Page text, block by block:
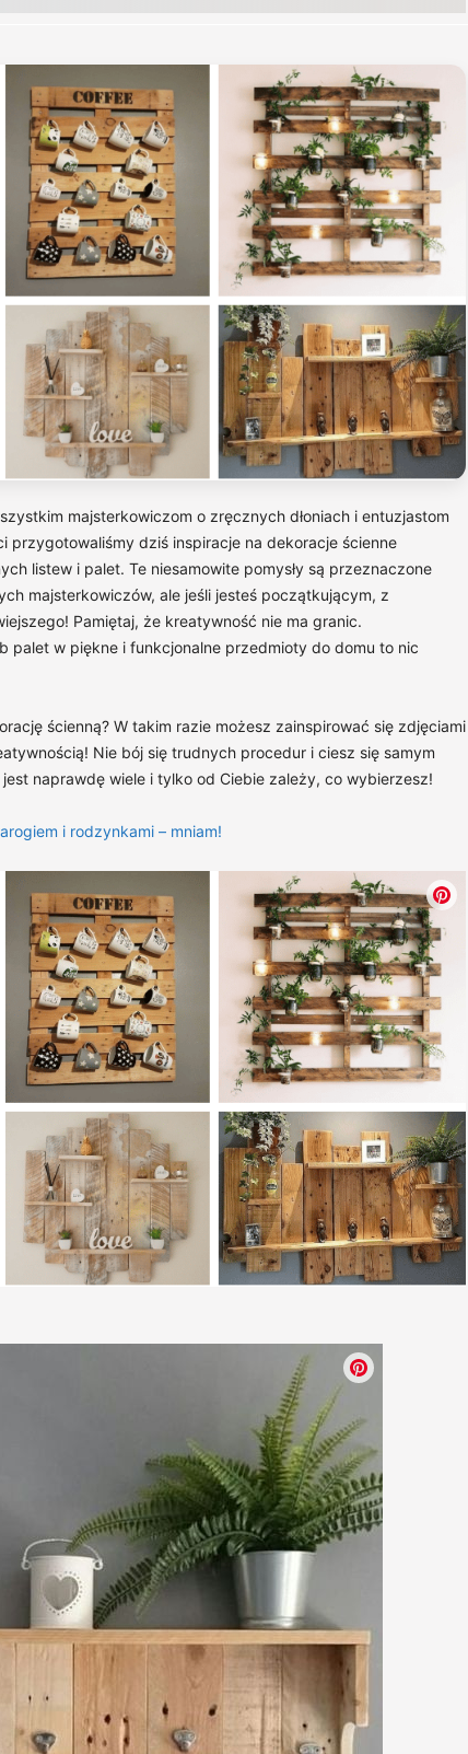
majsterkowiczom o zręcznych dłoniach i entuzjastom
przygotowaliśmy dziś inspiracje na dekoracje ścienne
listew i palet. Te niesamowite pomysły są przeznaczone
majsterkowiczów, ale jeśli jesteś początkującym, z
Pamiętaj, że kreatywność nie ma granic.
palet w piękne i funkcjonalne przedmioty do domu to nic
ścienną? W takim razie możesz zainspirować się zdjęciami
Nie bój się trudnych procedur i ciesz się samym
naprawdę wiele i tylko od Ciebie zależy, co wybierzesz!
i rodzynkami – mniam!